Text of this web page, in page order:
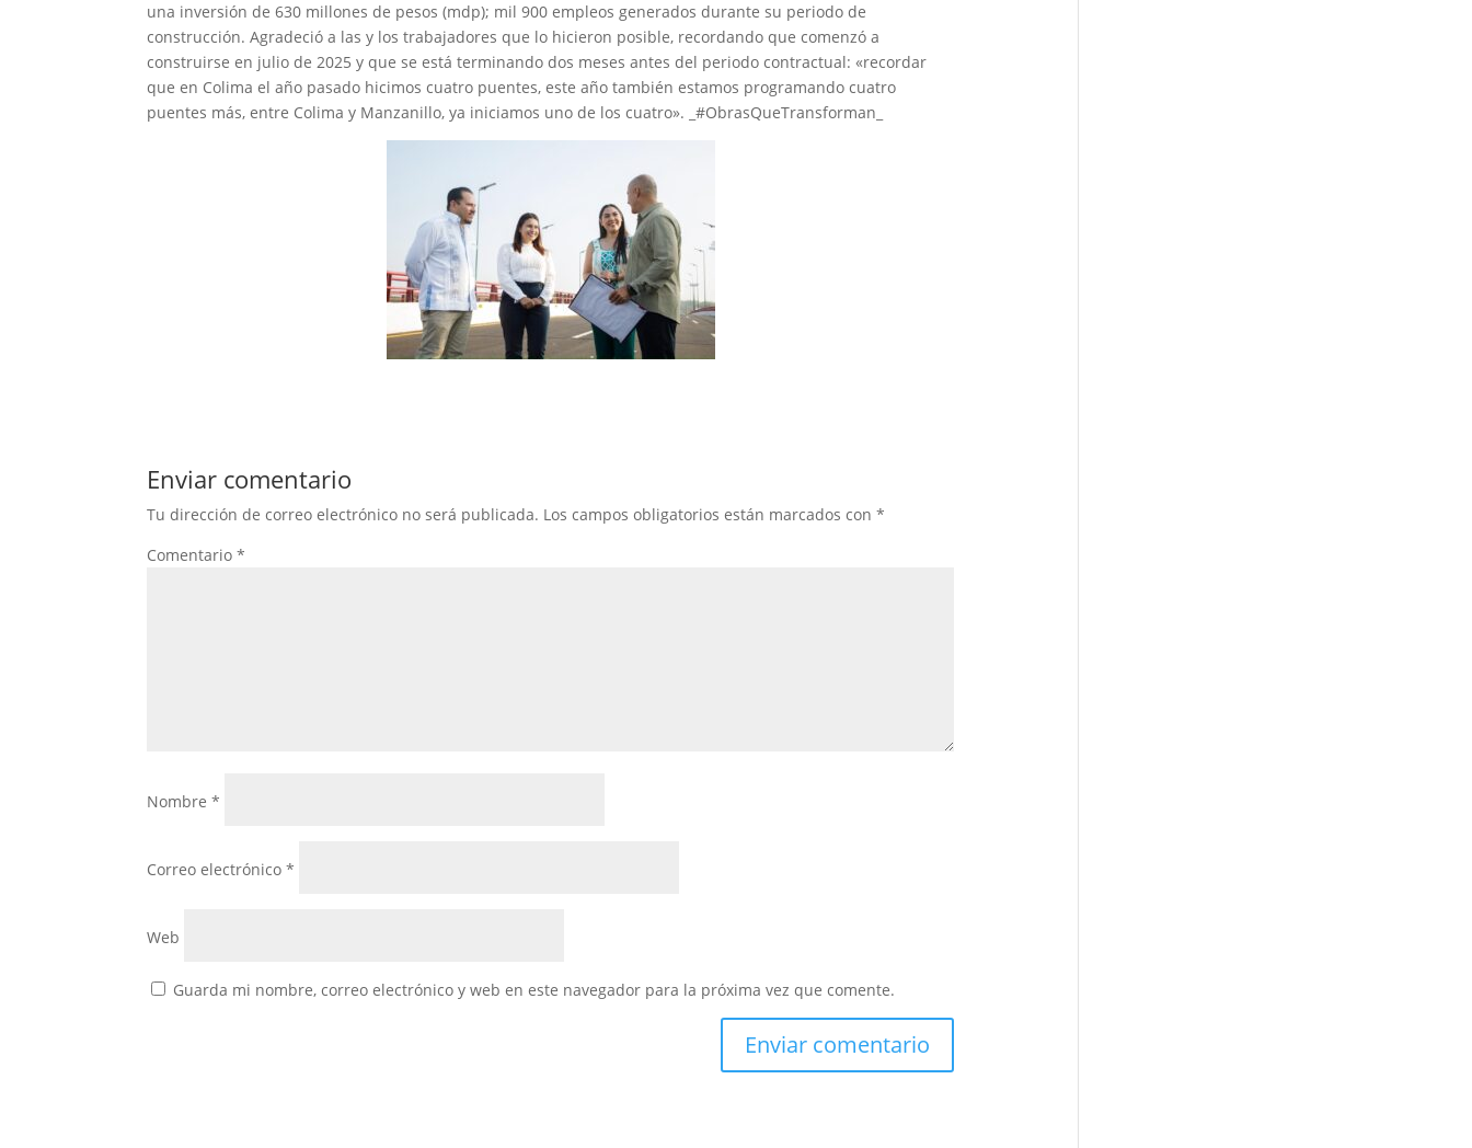
una inversión de 630 millones de pesos (mdp); mil 900 empleos generados durante su periodo de
construcción. Agradeció a las y los trabajadores que lo hicieron posible, recordando que comenzó a
construirse en julio de 2025 y que se está terminando dos meses antes del periodo contractual: «recordar
que en Colima el año pasado hicimos cuatro puentes, este año también estamos programando cuatro
puentes más, entre Colima y Manzanillo, ya iniciamos uno de los cuatro». _#ObrasQueTransforman_
Enviar comentario
Tu dirección de correo electrónico no será publicada. Los campos obligatorios están marcados con*
Comentario*
Nombre*
Correo electrónico*
Web
Guarda mi nombre, correo electrónico y web en este navegador para la próxima vez que comente.